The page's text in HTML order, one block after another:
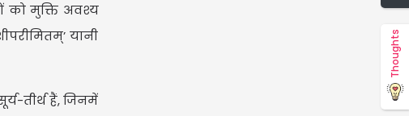
को मुक्ति अवश्य
यानी
तीर्थ हैं, जिनमें
Thoughts